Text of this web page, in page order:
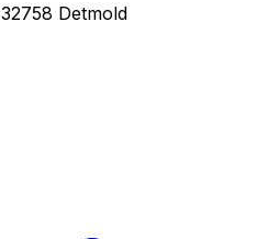
32758 Detmold